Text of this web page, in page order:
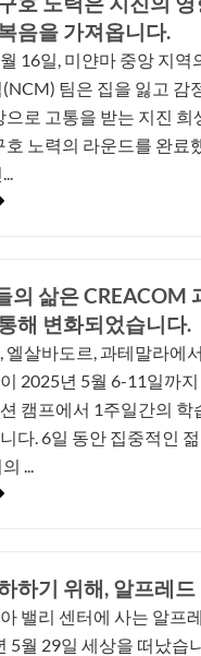
음을 가져옵니다.
16일, 미얀마 중앙 지역
(NCM) 팀은 집을 잃고 감
으로 고통을 받는 지진 희
호 노력의 라운드를 완료
의 삶은 CREACOM
해 변화되었습니다.
엘살바도르, 과테말라에
2025년 5월 6-11일까지
캠프에서 1주일간의 학
다. 6일 동안 집중적인
...
하기 위해, 알프레드
밸리 센터에 사는 알프
5월 29일 세상을 떠났습